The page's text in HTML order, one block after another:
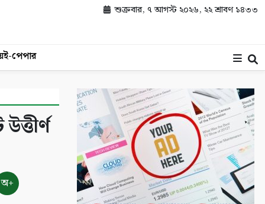
শুক্রবার, ৭ আগস্ট ২০২৬, ২২ শ্রাবণ ১৪৩৩
ই-পেপার
অ+